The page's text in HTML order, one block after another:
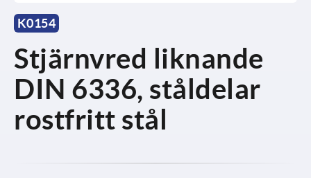
K0154
Stjärnvred liknande
DIN 6336, ståldelar
rostfritt stål